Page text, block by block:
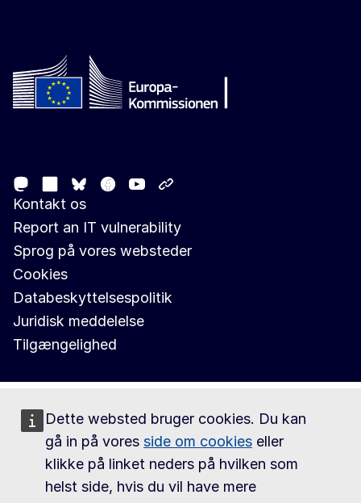
Dette websted bruger cookies. Du kan
gå in på vores side om cookies eller
klikke på linket neders på hvilken som
helst side, hvis du vil have mere
MastodonLinkedIn
Bluesky
Facebook
Youtube
Kontakt os
Report an IT vulnerability
Sprog på vores websteder
Cookies
Databeskyttelsespolitik
Juridisk meddelelse
Tilgængelighed